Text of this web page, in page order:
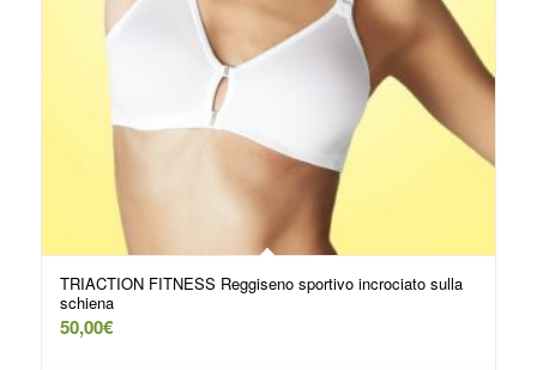
TRIACTION FITNESS Reggiseno sportivo incrociato sulla
schiena
50,00€